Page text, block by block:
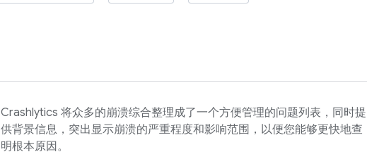
Crashlytics 将众多的崩溃综合整理成了一个方便管理的问题列表，同时提
供背景信息，突出显示崩溃的严重程度和影响范围，以便您能够更快地查
明根本原因。